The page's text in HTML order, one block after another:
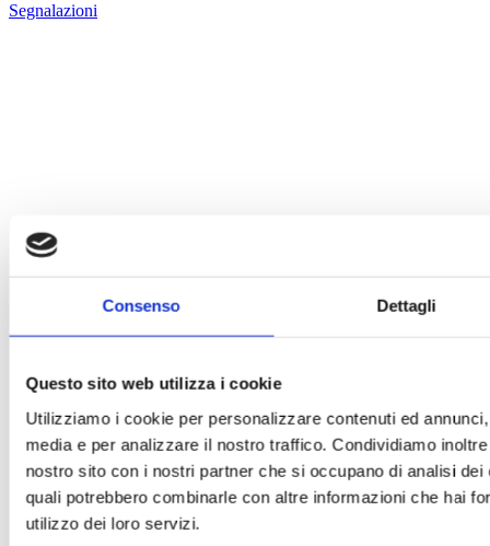
Consenso Dettagli
Questo sito web utilizza i cookie
Utilizziamo i cookie per personalizzare contenuti ed
media e per analizzare il nostro traffico. Condividiamo
nostro sito con i nostri partner che si occupano di analisi
quali potrebbero combinarle con altre informazioni che hai
utilizzo dei loro servizi.
Segnalazioni